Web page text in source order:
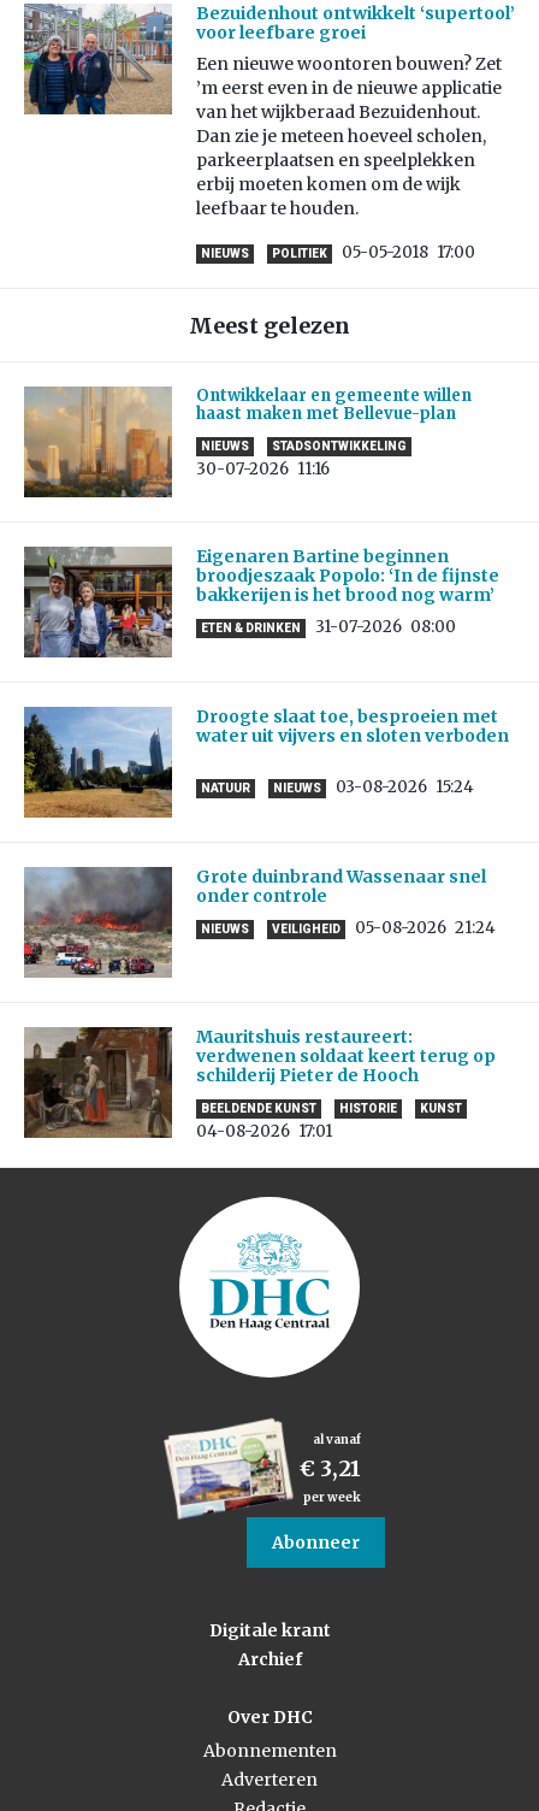
Bezuidenhout ontwikkelt ‘supertool’
voor leefbare groei
Een nieuwe woontoren bouwen? Zet
’m eerst even in de nieuwe applicatie
van het wijkberaad Bezuidenhout.
Dan zie je meteen hoeveel scholen,
parkeerplaatsen en speelplekken
erbij moeten komen om de wijk
leefbaar te houden.
NIEUWS POLITIEK 05-05-2018 17:00
Meest gelezen
Ontwikkelaar en gemeente willen
haast maken met Bellevue-plan
NIEUWS STADSONTWIKKELING
30-07-2026 11:16
Eigenaren Bartine beginnen
broodjeszaak Popolo: ‘In de fijnste
bakkerijen is het brood nog warm’
ETEN & DRINKEN 31-07-2026 08:00
Droogte slaat toe, besproeien met
water uit vijvers en sloten verboden
NATUUR NIEUWS 03-08-2026 15:24
Grote duinbrand Wassenaar snel
onder controle
NIEUWS VEILIGHEID 05-08-2026 21:24
Mauritshuis restaureert:
verdwenen soldaat keert terug op
schilderij Pieter de Hooch
BEELDENDE KUNST HISTORIE KUNST
04-08-2026 17:01
al vanaf
€ 3,21
per week
Abonneer
Digitale krant
Archief
Over DHC
Abonnementen
Adverteren